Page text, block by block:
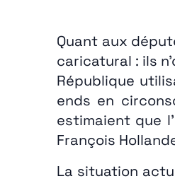
Quant aux
caricatural : ils
République
ends en
estimaient que
François
La situation